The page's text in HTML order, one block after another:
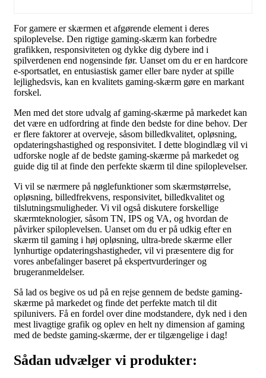
For gamere er skærmen et afgørende element i deres
spiloplevelse. Den rigtige gaming-skærm kan forbedre
grafikken, responsiviteten og dykke dig dybere ind i
spilverdenen end nogensinde før. Uanset om du er en hardcore
e-sportsatlet, en entusiastisk gamer eller bare nyder at spille
lejlighedsvis, kan en kvalitets gaming-skærm gøre en markant
forskel.
Men med det store udvalg af gaming-skærme på markedet kan
det være en udfordring at finde den bedste for dine behov. Der
er flere faktorer at overveje, såsom billedkvalitet, opløsning,
opdateringshastighed og responsivitet. I dette blogindlæg vil vi
udforske nogle af de bedste gaming-skærme på markedet og
guide dig til at finde den perfekte skærm til dine spiloplevelser.
Vi vil se nærmere på nøglefunktioner som skærmstørrelse,
opløsning, billedfrekvens, responsivitet, billedkvalitet og
tilslutningsmuligheder. Vi vil også diskutere forskellige
skærmteknologier, såsom TN, IPS og VA, og hvordan de
påvirker spiloplevelsen. Uanset om du er på udkig efter en
skærm til gaming i høj opløsning, ultra-brede skærme eller
lynhurtige opdateringshastigheder, vil vi præsentere dig for
vores anbefalinger baseret på ekspertvurderinger og
brugeranmeldelser.
Så lad os begive os ud på en rejse gennem de bedste gaming-
skærme på markedet og finde det perfekte match til dit
spilunivers. Få en fordel over dine modstandere, dyk ned i den
mest livagtige grafik og oplev en helt ny dimension af gaming
med de bedste gaming-skærme, der er tilgængelige i dag!
Sådan udvælger vi produkter: